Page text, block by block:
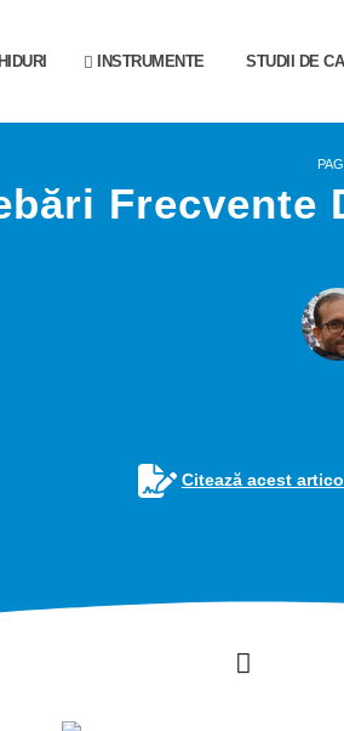
INSTRUMENTE STUDII DE
Frecvente
Citează acest